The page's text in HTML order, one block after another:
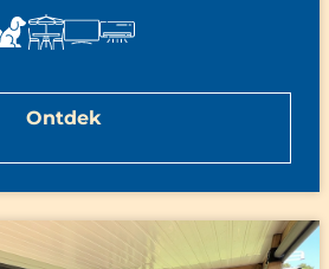
Ontdek